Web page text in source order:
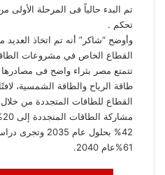
تحكم .
وأوضح “شاكر” أنه تم اتخاذ
القطاع الخاص في مشروعات
تتمتع مصر بثراء واضح فى
طاقة الرياح والطاقة الشمسية،
القطاع للطاقات المتجددة من
42% بحلول عام
61%عام 2040.